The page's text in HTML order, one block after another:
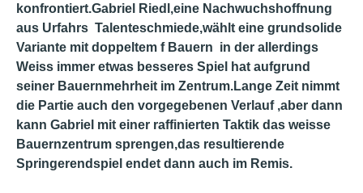
konfrontiert.Gabriel Riedl,eine Nachwuchshoffnung
aus Urfahrs Talenteschmiede,wählt eine grundsolide
Variante mit doppeltem f Bauern in der allerdings
Weiss immer etwas besseres Spiel hat aufgrund
seiner Bauernmehrheit im Zentrum.Lange Zeit nimmt
die Partie auch den vorgegebenen Verlauf ,aber dann
kann Gabriel mit einer raffinierten Taktik das weisse
Bauernzentrum sprengen,das resultierende
Springerendspiel endet dann auch im Remis.